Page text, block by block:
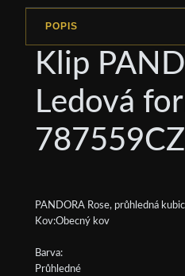
POPIS
Klip
Ledová
787559CZ
PANDORA Rose, průhledná
Kov:Obecný kov
Barva:
Průhledné